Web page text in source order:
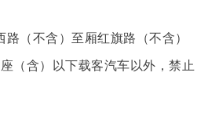
（不含）至厢红旗路（不含）
（含）以下载客汽车以外，禁止